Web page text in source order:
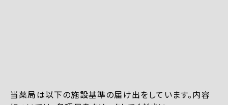
当薬局は以下の施設基準の届け出をしています。内容